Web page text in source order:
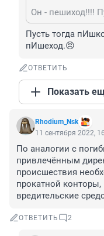
Он - пешиход!!!!
Пусть тогда
пИшеход.😠
ОТВЕТИТЬ
Показать
Rhodium_Nsk
11 сентября 2022,
По аналогии с
привлечённым
происшествия
прокатной
вредительские
ОТВЕТИТЬ 2